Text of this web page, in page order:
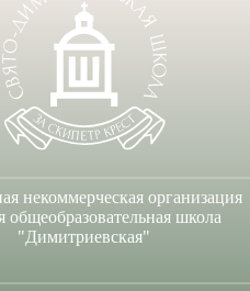
некоммерческая организация
общеобразовательная школа
"Димитриевская"